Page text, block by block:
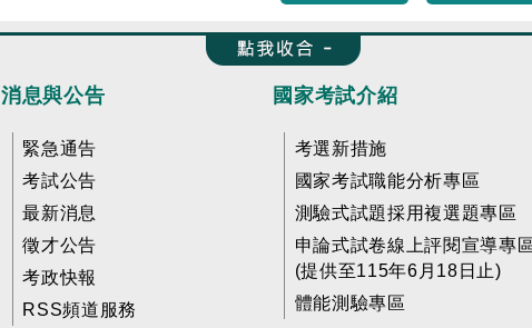
收合 FatFooter
消息與公告
緊急通告
考試公告
最新消息
徵才公告
考政快報
RSS頻道服務
國家考試介紹
考選新措施
國家考試職能分析專區
測驗式試題採用複選題專區
申論式試卷線上評閱宣導專
(提供至115年6月18日止)
體能測驗專區